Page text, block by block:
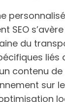
SEO
du
liés
contenu
sur